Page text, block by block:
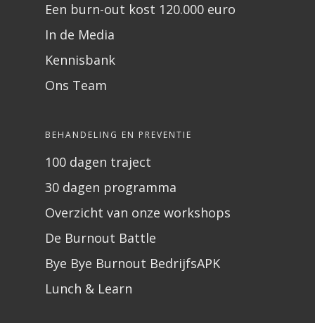
Een burn-out kost 120.000 euro
In de Media
Kennisbank
Ons Team
BEHANDELING EN PREVENTIE
100 dagen traject
30 dagen programma
Overzicht van onze workshops
De Burnout Battle
Bye Bye Burnout BedrijfsAPK
Lunch & Learn